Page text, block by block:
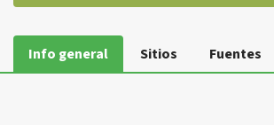
Info general Sitios Fuentes